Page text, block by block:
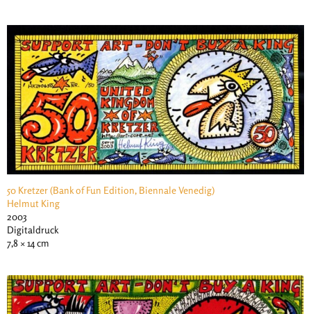
50 Kretzer (Bank of Fun Edition, Biennale Venedig)
Helmut King
2003
Digitaldruck
7,8 × 14 cm